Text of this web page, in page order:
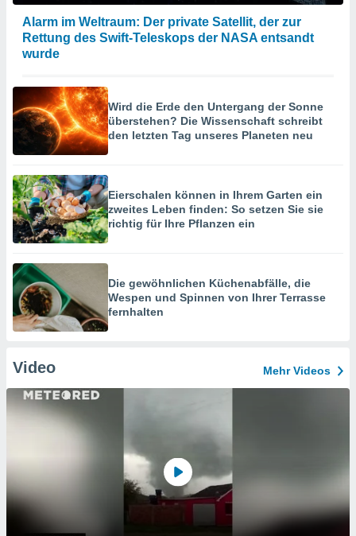
Alarm im Weltraum: Der private Satellit, der zur
Rettung des Swift-Teleskops der NASA entsandt
wurde
Wird die Erde den Untergang der Sonne
überstehen? Die Wissenschaft schreibt
den letzten Tag unseres Planeten neu
Eierschalen können in Ihrem Garten ein
zweites Leben finden: So setzen Sie sie
richtig für Ihre Pflanzen ein
Die gewöhnlichen Küchenabfälle, die
Wespen und Spinnen von Ihrer Terrasse
fernhalten
Video Mehr Videos